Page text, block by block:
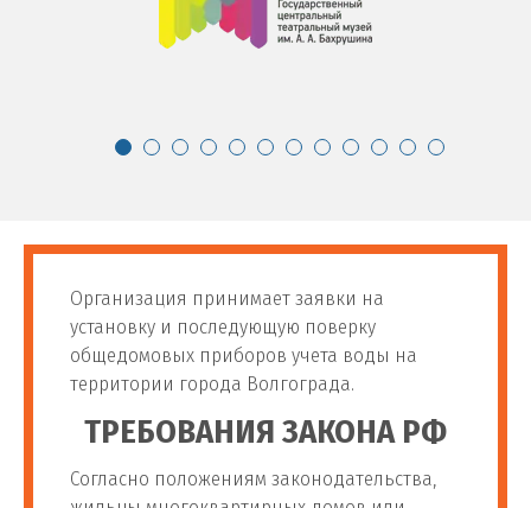
Организация принимает заявки на
установку и последующую поверку
общедомовых приборов учета воды на
территории города Волгограда.
ТРЕБОВАНИЯ ЗАКОНА РФ
Согласно положениям законодательства,